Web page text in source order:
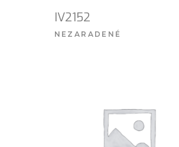
IV2152
NEZARADENÉ